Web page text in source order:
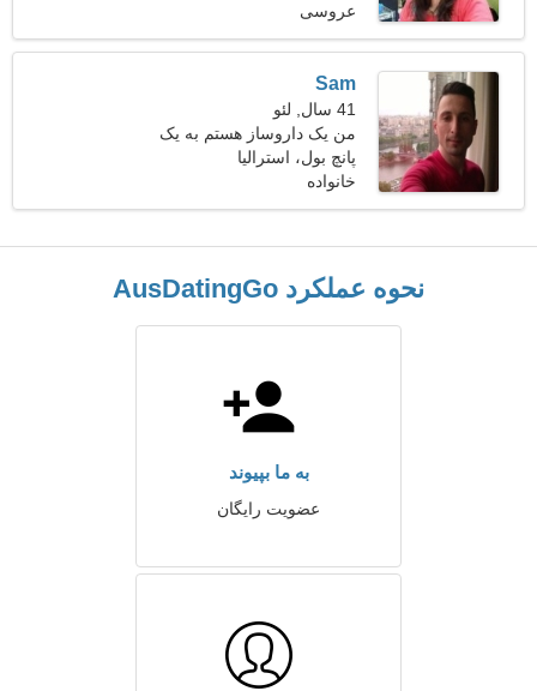
عروسی
Sam
41 سال, لئو
من یک داروساز هستم به یک
خانم متواضع نیازمندم
پانچ بول، استرالیا
خانواده
نحوه عملکرد AusDatingGo
به ما بپیوند
عضویت رایگان